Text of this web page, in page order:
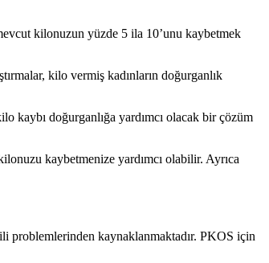
kilonuzun yüzde 5 ila 10’unu kaybetmek
kilo vermiş kadınların doğurganlık
kaybı doğurganlığa yardımcı olacak bir çözüm
kaybetmenize yardımcı olabilir. Ayrıca
problemlerinden kaynaklanmaktadır. PKOS için